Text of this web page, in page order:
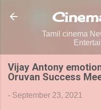
Skip to
Tamil cinema
Vijay Antony
Oruvan Success
- September 23, 2021